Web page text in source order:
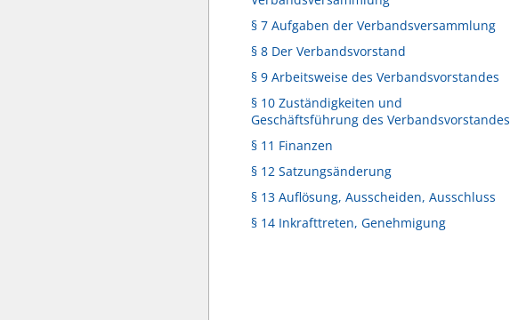
§ 7 Aufgaben der Verbandsversammlung
§ 8 Der Verbandsvorstand
§ 9 Arbeitsweise des Verbandsvorstandes
§ 10 Zuständigkeiten und
Geschäftsführung des Verbandsvorstandes
§ 11 Finanzen
§ 12 Satzungsänderung
§ 13 Auflösung, Ausscheiden, Ausschluss
§ 14 Inkrafttreten, Genehmigung